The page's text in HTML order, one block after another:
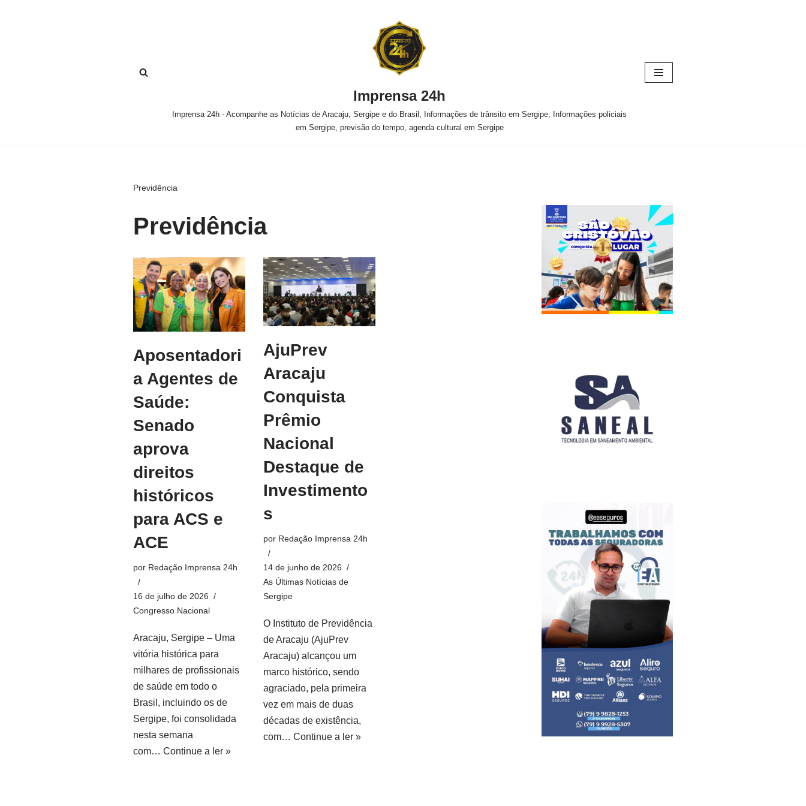
Imprensa 24h
Imprensa 24h - Acompanhe as Notícias de Aracaju, Sergipe e do Brasil, Informações de trânsito em Sergipe, Informações policiais
em Sergipe, previsão do tempo, agenda cultural em Sergipe
Previdência
Previdência
Aposentadori
a Agentes de
Saúde:
Senado
aprova
direitos
históricos
para ACS e
ACE
por Redação Imprensa 24h
16 de julho de 2026
Congresso Nacional
Aracaju, Sergipe – Uma
vitória histórica para
milhares de profissionais
de saúde em todo o
Brasil, incluindo os de
Sergipe, foi consolidada
nesta semana
com… Continue a ler »
AjuPrev
Aracaju
Conquista
Prêmio
Nacional
Destaque de
Investimento
s
por Redação Imprensa 24h
14 de junho de 2026
As Últimas Notícias de
Sergipe
O Instituto de Previdência
de Aracaju (AjuPrev
Aracaju) alcançou um
marco histórico, sendo
agraciado, pela primeira
vez em mais de duas
décadas de existência,
com… Continue a ler »